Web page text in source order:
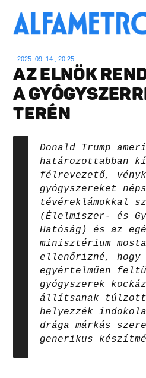
2025. 09. 14., 20:25
AZ ELNÖK
A
TERÉN
Donald Trump
határozottabban
félrevezető,
gyógyszereket
tévéreklámokkal
(Élelmiszer- és
Hatóság) és az
minisztérium
ellenőrizné, hogy
egyértelműen
gyógyszerek
állítsanak túlzott
helyezzék
drága márkás
generikus